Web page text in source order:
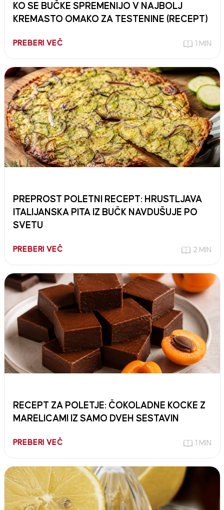
KO SE BUČKE SPREMENIJO V NAJBOLJ
KREMASTO OMAKO ZA TESTENINE (RECEPT)
PREBERI VEČ 1 MIN
PREPROST POLETNI RECEPT: HRUSTLJAVA
ITALIJANSKA PITA IZ BUČK NAVDUŠUJE PO
SVETU
PREBERI VEČ 2 MIN
RECEPT ZA POLETJE: ČOKOLADNE KOCKE Z
MARELICAMI IZ SAMO DVEH SESTAVIN
PREBERI VEČ 1 MIN